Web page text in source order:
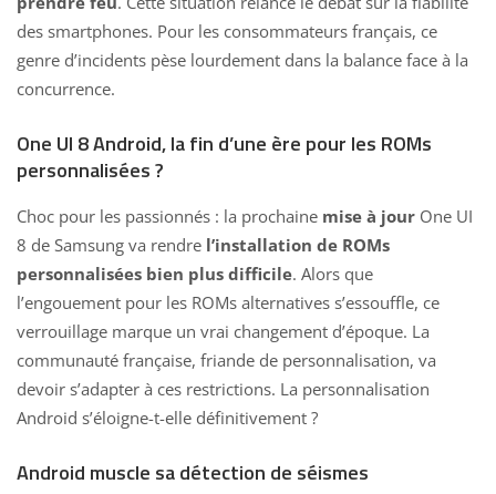
des smartphones. Pour les consommateurs français, ce
genre d’incidents pèse lourdement dans la balance face à la
concurrence.
One UI 8 Android, la fin d’une ère pour les ROMs
personnalisées ?
Choc pour les passionnés : la prochaine mise à jour One UI
8 de Samsung va rendre l’installation de ROMs
personnalisées bien plus difficile. Alors que
l’engouement pour les ROMs alternatives s’essouffle, ce
verrouillage marque un vrai changement d’époque. La
communauté française, friande de personnalisation, va
devoir s’adapter à ces restrictions. La personnalisation
Android s’éloigne-t-elle définitivement ?
Android muscle sa détection de séismes